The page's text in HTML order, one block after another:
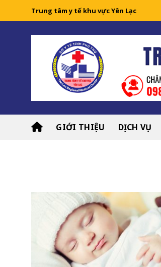
Trung tâm y tế khu vực Yên Lạc
GIỚI THIỆU DỊCH VỤ